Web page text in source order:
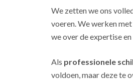
We zetten we ons
voeren. We werken met
we over de expertise
Als professionele
voldoen, maar deze te